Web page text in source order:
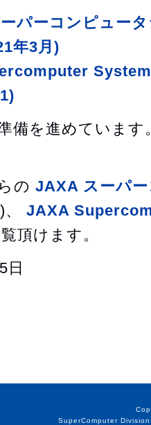
パーコンピュー
年3月)
備を進めていま
の JAXA スーパ
JAXA
頂けます。
日
SuperComputer